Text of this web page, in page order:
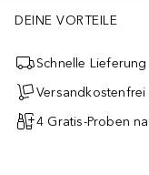
DEINE VORTEILE
Schnelle
4 Gratis-Proben